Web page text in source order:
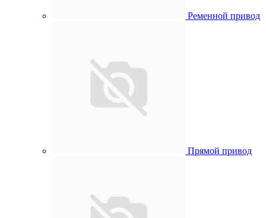
Ременной привод
Прямой привод